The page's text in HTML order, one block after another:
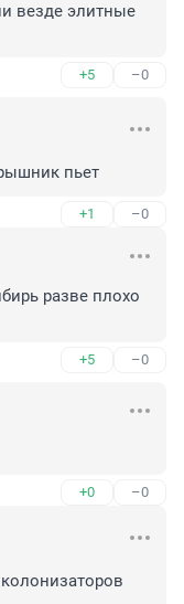
везде элитные
+5 –0
пьет
+1 –0
разве плохо
+5 –0
+0 –0